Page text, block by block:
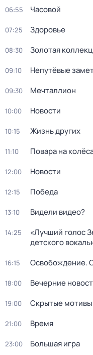
06:55 Часовой
07:25 Здоровье
08:30 Золотая
09:10 Непутёвые
09:30 Мечталлион
10:00 Новости
10:15 Жизнь других
11:10 Повара на
12:00 Новости
12:15 Победа
13:10 Видели видео?
14:25
«Лучший голос
детского
16:15 Освобождение.
18:00 Вечерние
19:00 Скрытые мотивы
21:00 Время
23:00 Большая игра